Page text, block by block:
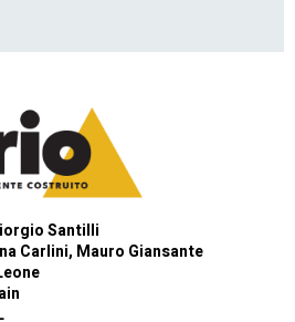
Santilli
Carlini, Mauro Giansante